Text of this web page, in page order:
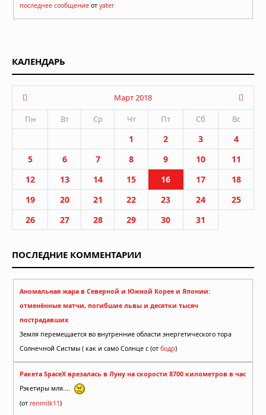
последнее сообщение от yater
КАЛЕНДАРЬ
Март 2018
Пн
Вт Ср Чт Пт Сб Вс
1 2 3
4
5
6 7 8 9 10
11
12
13 14 15 16 17
18
19
20 21 22 23 24
25
26
27 28 29 30 31
ПОСЛЕДНИЕ КОММЕНТАРИИ
Аномальная жара в Северной и Южной Корее и Японии:
отменённые матчи, погибшие львы и десятки тысяч
пострадавших
Земля перемещается во внутренние области энергетического тора
Солнечной Систмы ( как и само Солнце с (от бодр)
Ракета SpaceX врезалась в Луну на скорости 8700 километров в час
Рэкетиры мля....
(от renmilk11)